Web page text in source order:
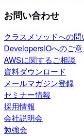
お問い合わせ
クラスメソッドへの
DevelopersIOへのご
AWSに関するご相談
資料ダウンロード
メールマガジン登録
セミナー情報
採用情報
会社説明会
勉強会